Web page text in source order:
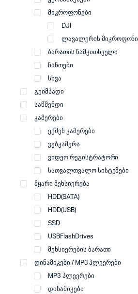
მიკროფონები
DJI
ლავალერის მიკროფონი
ბარათის წამკითხველი
ჩანთები
სხვა
გეიმპადი
საწმენდი
კამერები
ექშენ კამერები
ვებკამერა
ვიდეო რეგისტრატორი
სათვალთვალო სისტემები
მყარი მეხსიერება
HDD(SATA)
HDD(USB)
SSD
USBFlashDrives
მეხსიერების ბარათი
დინამიკები / MP3 პლეერები
MP3 პლეერები
დინამიკები